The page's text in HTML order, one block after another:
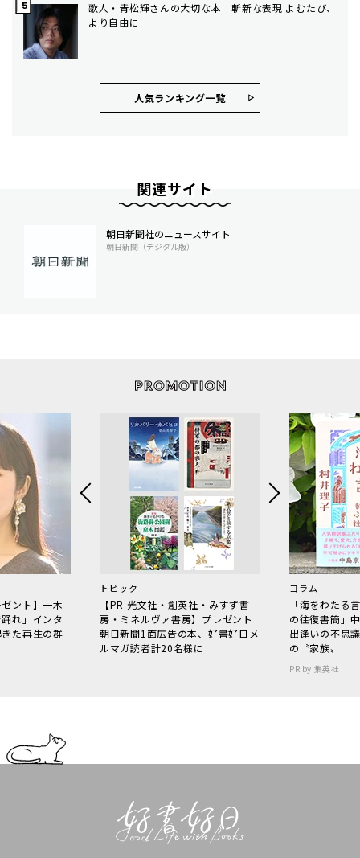
歌人・青松輝さんの大切な本 斬新な表現 よむたび、
より自由に
人気ランキング⼀覧
関連サイト
朝日新聞社のニュースサイト
朝日新聞（デジタル版）
ント】一木
れ」インタ
た再生の群
トピック
【PR 光文社・創英社・みすず書
房・ミネルヴァ書房】プレゼント
朝日新聞1面広告の本、好書好日メ
ルマガ読者計20名様に
コラム
「海をわた
の往復書簡」
出逢いの不思
の〝家族〟
PR by 集英社